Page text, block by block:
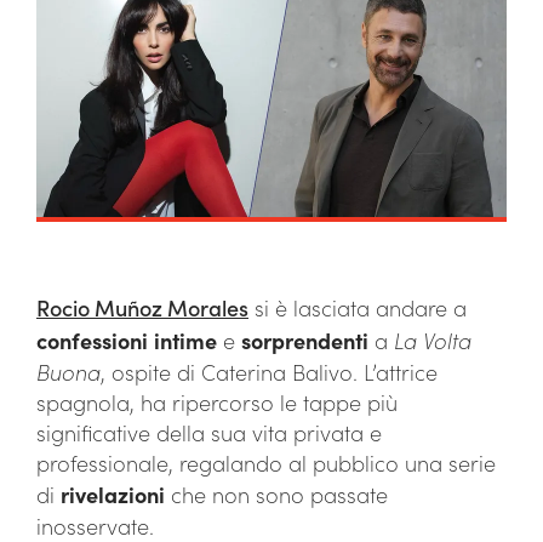
Rocio Muñoz Morales si è lasciata andare a
confessioni intime e sorprendenti a La Volta
Buona, ospite di Caterina Balivo. L’attrice
spagnola, ha ripercorso le tappe più
significative della sua vita privata e
professionale, regalando al pubblico una serie
di rivelazioni che non sono passate
inosservate.